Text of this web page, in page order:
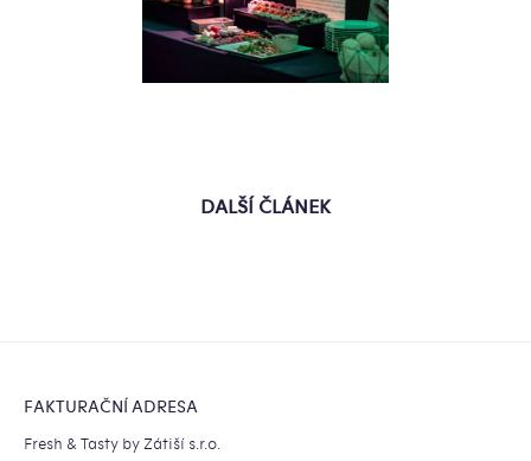
DALŠÍ ČLÁNEK
FAKTURAČNÍ ADRESA
Fresh & Tasty by Zátiší s.r.o.